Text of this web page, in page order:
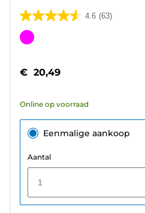
4.6 (63)
4.6
van
sterren.
beoordelingen
Kleurencartridge
€ 20,49
Online op voorraad
Eenmalige aankoop
Aantal
1